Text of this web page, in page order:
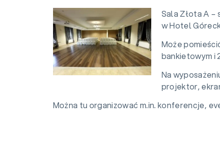
Sala Złota A –
w Hotel
Może
bankietowym i
Na
projektor,
Można tu organizować m.in. konferencje,